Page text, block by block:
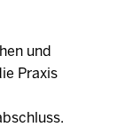
und
Praxis